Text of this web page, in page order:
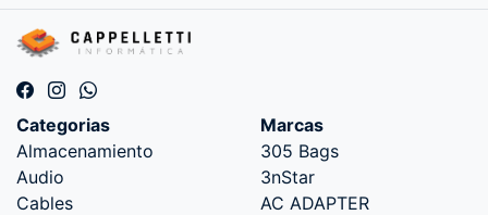
Categorias
Almacenamiento
Audio
Cables
Marcas
305 Bags
3nStar
AC ADAPTER